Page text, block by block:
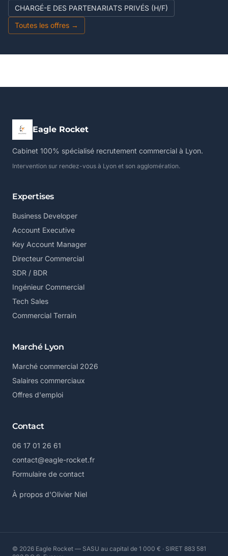
CHARGÉ-E DES PARTENARIATS PRIVÉS (H/F)
Toutes les offres →
Eagle Rocket
Cabinet 100% spécialisé recrutement commercial à Lyon.
Intervention sur rendez-vous à Lyon et son agglomération.
Expertises
Business Developer
Account Executive
Key Account Manager
Directeur Commercial
SDR / BDR
Ingénieur Commercial
Tech Sales
Commercial Terrain
Marché Lyon
Marché commercial 2026
Salaires commerciaux
Offres d'emploi
Contact
06 17 01 26 61
contact@eagle-rocket.fr
Formulaire de contact
À propos d'Olivier Niel
© 2026 Eagle Rocket — SASU au capital de 1 000 € · SIRET 883 581